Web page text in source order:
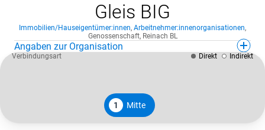
Gleis BIG
Immobilien/Hauseigentümer:innen, Arbeitnehmer:innenorganisationen,
Genossenschaft, Reinach BL
Angaben zur Organisation
1 Mitte
Verbindungsart Direkt Indirekt